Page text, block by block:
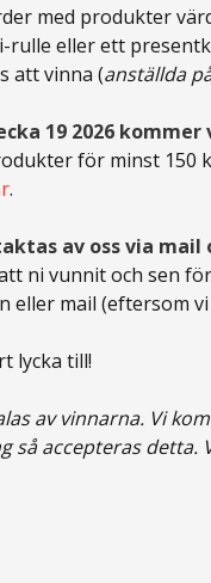
med produkter
rulle eller ett
att vinna (anställda
19 2026
för minst 150
.
av oss via
ni vunnit och sen
eller mail (eftersom
lycka till!
av vinnarna. Vi
så accepteras